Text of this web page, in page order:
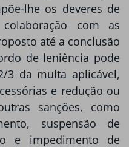
lhe os deveres de
com as
até a conclusão
de leniência pode
3 da multa aplicável,
e redução ou
sanções, como
suspensão de
e impedimento de